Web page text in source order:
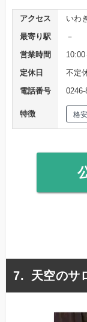
アクセス
いわ
最寄り駅
－
営業時間
定休日
不定
電話番号
0246-
特徴 格安
天空のサ